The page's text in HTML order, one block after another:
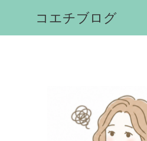
コエチブログ